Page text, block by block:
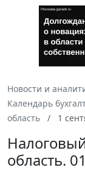
Новости и
Календарь
область
1
область.